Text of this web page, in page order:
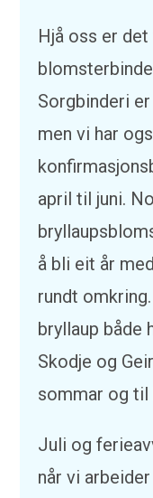
Hjå oss er
Sorgbinderi
men vi har
april til juni.
å bli eit år
rundt
bryllaup både
Skodje og
sommar og til
Juli og
når vi